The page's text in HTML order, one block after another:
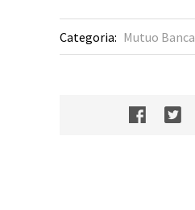
Categoria: Mutuo Banca